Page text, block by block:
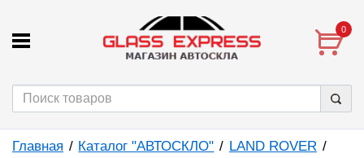
0
Главная Каталог "АВТОСКЛО"
LAND ROVER